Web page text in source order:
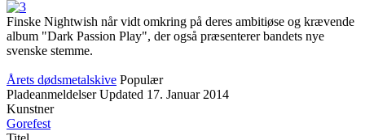
Finske Nightwish når vidt omkring på deres ambitiøse og krævende
album "Dark Passion Play", der også præsenterer bandets nye
svenske stemme.
Årets dødsmetalskive Populær
Pladeanmeldelser Updated 17. Januar 2014
Kunstner
Gorefest